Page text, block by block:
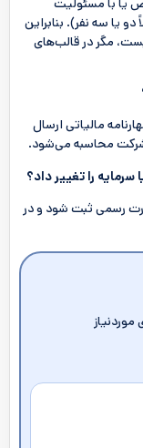
یا سه نفر). بنابراین
مگر در قالب‌های
مالیاتی ارسال
شرکت محاسبه می‌شود.
را تغییر داد؟
رسمی ثبت شود و در